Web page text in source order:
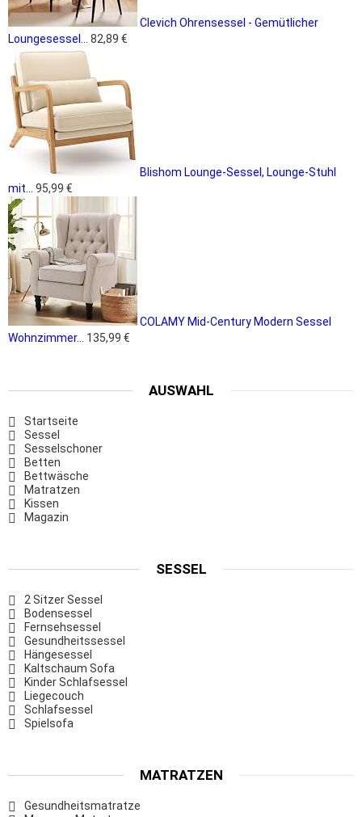
Clevich Ohrensessel - Gemütlicher
Loungesessel...
82,89 €
Blishom Lounge-Sessel, Lounge-Stuhl
mit...
95,99 €
COLAMY Mid-Century Modern Sessel
Wohnzimmer...
135,99 €
AUSWAHL
Startseite
Sessel
Sesselschoner
Betten
Bettwäsche
Matratzen
Kissen
Magazin
SESSEL
2 Sitzer Sessel
Bodensessel
Fernsehsessel
Gesundheitssessel
Hängesessel
Kaltschaum Sofa
Kinder Schlafsessel
Liegecouch
Schlafsessel
Spielsofa
MATRATZEN
Gesundheitsmatratze